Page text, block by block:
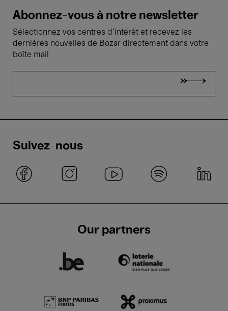
Abonnez-vous à notre newsletter
Sélectionnez vos centres d'intérêt et recevez les
dernières nouvelles de Bozar directement dans votre
boîte mail
Suivez-nous
Our partners